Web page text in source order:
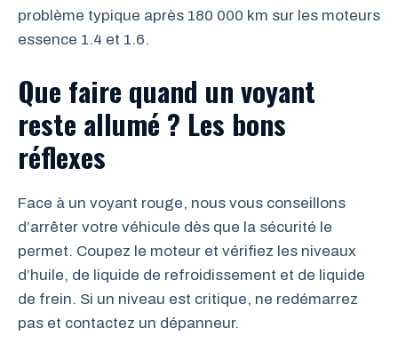
problème typique après 180 000 km sur les moteurs
essence 1.4 et 1.6.
Que faire quand un voyant
reste allumé ? Les bons
réflexes
Face à un voyant rouge, nous vous conseillons
d’arrêter votre véhicule dès que la sécurité le
permet. Coupez le moteur et vérifiez les niveaux
d’huile, de liquide de refroidissement et de liquide
de frein. Si un niveau est critique, ne redémarrez
pas et contactez un dépanneur.